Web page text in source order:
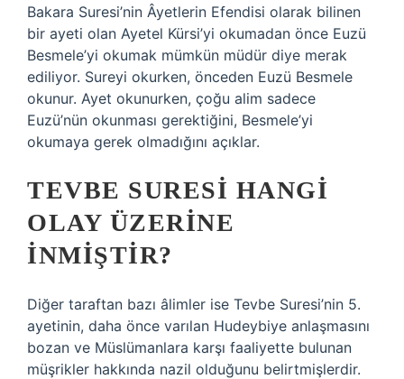
Bakara Suresi’nin Âyetlerin Efendisi olarak bilinen
bir ayeti olan Ayetel Kürsi’yi okumadan önce Euzü
Besmele’yi okumak mümkün müdür diye merak
ediliyor. Sureyi okurken, önceden Euzü Besmele
okunur. Ayet okunurken, çoğu alim sadece
Euzü’nün okunması gerektiğini, Besmele’yi
okumaya gerek olmadığını açıklar.
TEVBE SURESI HANGI
OLAY ÜZERINE
INMIŞTIR?
Diğer taraftan bazı âlimler ise Tevbe Suresi’nin 5.
ayetinin, daha önce varılan Hudeybiye anlaşmasını
bozan ve Müslümanlara karşı faaliyette bulunan
müşrikler hakkında nazil olduğunu belirtmişlerdir.